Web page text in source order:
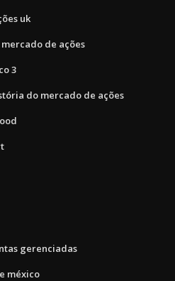
uk
de ações
3
do mercado de ações
gerenciadas
méxico